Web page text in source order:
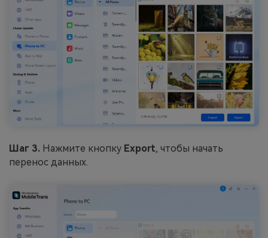
Шаг 3. Нажмите кнопку Export, чтобы начать
перенос данных.